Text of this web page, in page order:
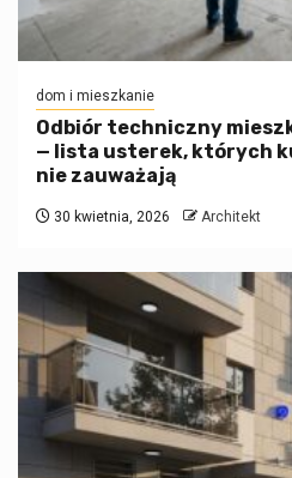
dom i mieszkanie
Odbiór techniczny
— lista usterek, których
nie zauważają
30 kwietnia, 2026 Architekt